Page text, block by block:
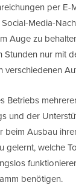
per E-
Media-
Auge zu
Stunden nur mit
verschiedenen
Betriebs
und der
beim Ausbau
gelernt, welche
benötigen.